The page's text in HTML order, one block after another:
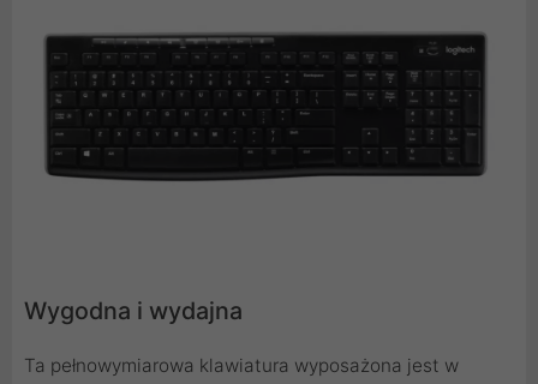
Wygodna i wydajna
Ta pełnowymiarowa klawiatura wyposażona jest w